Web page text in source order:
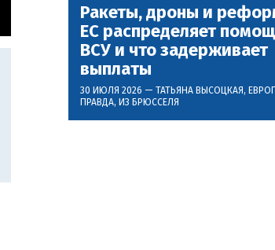
Ракеты, дроны и
ЕС распределяет
ВСУ и что задерживает
выплаты
30 ИЮЛЯ 2026 — ТАТЬЯНА ВЫСОЦКАЯ,
ПРАВДА, ИЗ БРЮССЕЛЯ